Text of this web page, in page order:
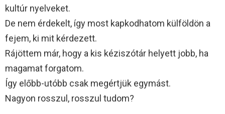
kultúr nyelveket.
De nem érdekelt, így most kapkodhatom külföldön a
fejem, ki mit kérdezett.
Rájöttem már, hogy a kis kéziszótár helyett jobb, ha
magamat forgatom.
Így előbb-utóbb csak megértjük egymást.
Nagyon rosszul, rosszul tudom?